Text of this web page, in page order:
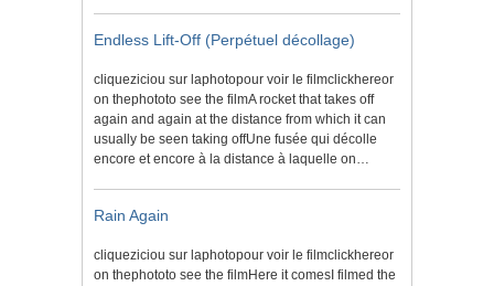
Endless Lift-Off (Perpétuel décollage)
cliqueziciou sur laphotopour voir le filmclickhereor
on thephototo see the filmA rocket that takes off
again and again at the distance from which it can
usually be seen taking offUne fusée qui décolle
encore et encore à la distance à laquelle on…
Rain Again
cliqueziciou sur laphotopour voir le filmclickhereor
on thephototo see the filmHere it comesI filmed the